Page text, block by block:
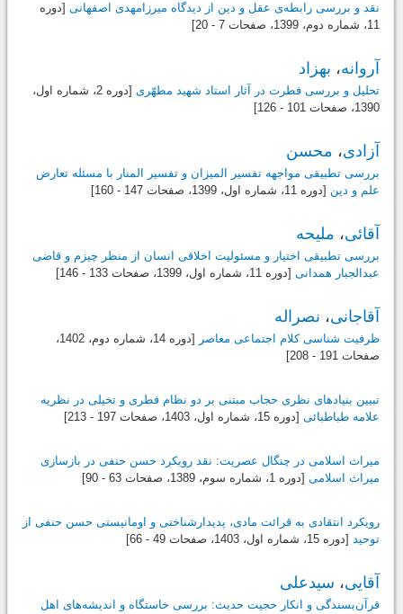
نقد و بررسی رابطه‌ی عقل و دین از دیدگاه میرزامهدی اصفهانی [دوره
11، شماره دوم،
1399، صفحات 7 - 20]
آروانه، بهزاد
تحلیل و بررسی فطرت در آثار استاد شهید مطهّری [دوره 2، شماره اول،
1390، صفحات 101 - 126]
آزادی، محسن
بررسى تطبیقى مواجهه تفسیر المیزان و تفسیر المنار با مسئله تعارض
علم و دین [دوره 11، شماره اول، 1399، صفحات 147 - 160]
آقائی، ملیحه
بررسی تطبیقی اختیار و مسئولیت اخلاقی انسان از منظر چیزم و قاضی
عبدالجبار همدانی [دوره 11، شماره اول، 1399، صفحات 133 - 146]
آقاجانی، نصراله
ظرفیت شناسی کلام اجتماعی معاصر [دوره 14، شماره دوم، 1402،
صفحات 191 - 208]
تبیین بنیادهای نظری حجاب مبتنی بر دو نظام فطری و تخیلی در نظریه
علامه طباطبائی [دوره 15، شماره اول، 1403، صفحات 197 - 213]
میراث اسلامی در چنگال عصریت: نقد رویکرد حسن حنفی در بازسازی
میراث اسلامی [دوره 1، شماره سوم، 1389، صفحات 63 - 90]
رویکرد انتقادی به قرائت مادی، پدیدارشناختی و اومانیستی حسن حنفی از
توحید [دوره 15، شماره اول، 1403، صفحات 49 - 66]
آقایی، سیدعلی
قرآن‌بسندگی و انکار حجیت حدیث: بررسی خاستگاه و اندیشه‌های اهل